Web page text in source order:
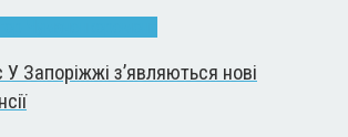
У Запоріжжі з’являються нові